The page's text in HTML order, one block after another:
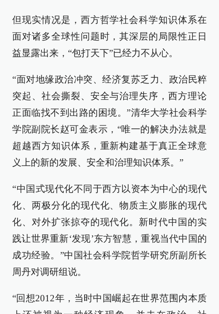
但现实情况是，西方哲学社会科学知识体系在
面对诸多全球性问题时，其深层的局限性正日
益显露出来，“包打天下”已经力不从心。
“面对地缘政治冲突、经济复苏乏力、政治民粹
突起、社会撕裂、安全与治理失序，西方理论
正面临找不到出路的困境。”清华大学社会科学
学院副院长赵可金表示，“唯一的解决办法就是
超越西方知识体系，重新构建基于真正全球意
义上的新的发展、安全和治理知识体系。”
“中国式现代化不同于西方以资本为中心的现代
化、两极分化的现代化、物质主义膨胀的现代
化、对外扩张掠夺的现代化。新时代中国的实
践让世界重新‘发现’东方智慧，重视当代中国的
成功经验。”中国社会科学院哲学研究所副所长
周丹对调研组说。
“回想2012年，当时中国崛起在世界范围内本质